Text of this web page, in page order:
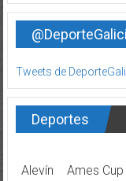
Tweets de
Deportes
Alevín Ames Cup